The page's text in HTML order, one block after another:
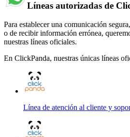
Líneas autorizadas de
Para establecer una comunicación
o de recibir información errónea,
nuestras líneas oficiales.
En ClickPanda, nuestras únicas líneas
Línea de atención al cliente y